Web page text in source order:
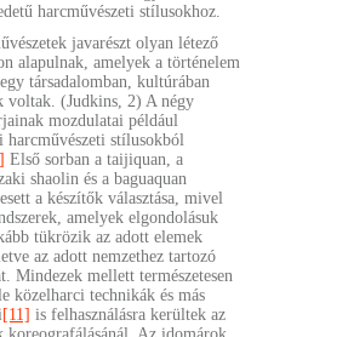
harcművészeti stílusokhoz.
javarészt olyan létező
alapulnak, amelyek a történelem
társadalomban, kultúrában
voltak. (Judkins, 2) A négy
mozdulatai például
stílusokból
Első sorban a taijiquan, a
shaolin és a baguaquan
esett a készítők választása, mivel
amelyek elgondolásuk
tükrözik az adott elemek
az adott nemzethez tartozó
Mindezek mellett természetesen
közelharci technikák és más
[11] is felhasználásra kerültek az